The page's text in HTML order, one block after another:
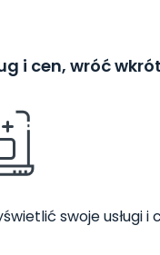
i cen, wróć
swoje usługi